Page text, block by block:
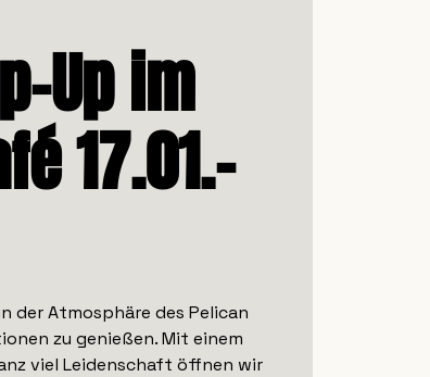
Up im
17.01.–
der Atmosphäre des Pelican
zu genießen. Mit einem
viel Leidenschaft öffnen wir